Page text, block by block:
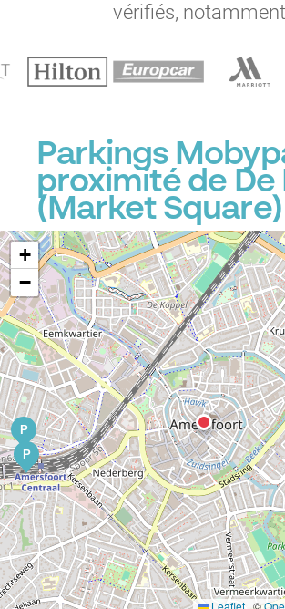
vérifiés,
Parkings
proximité de De
(Market Square)
P
P
+
−